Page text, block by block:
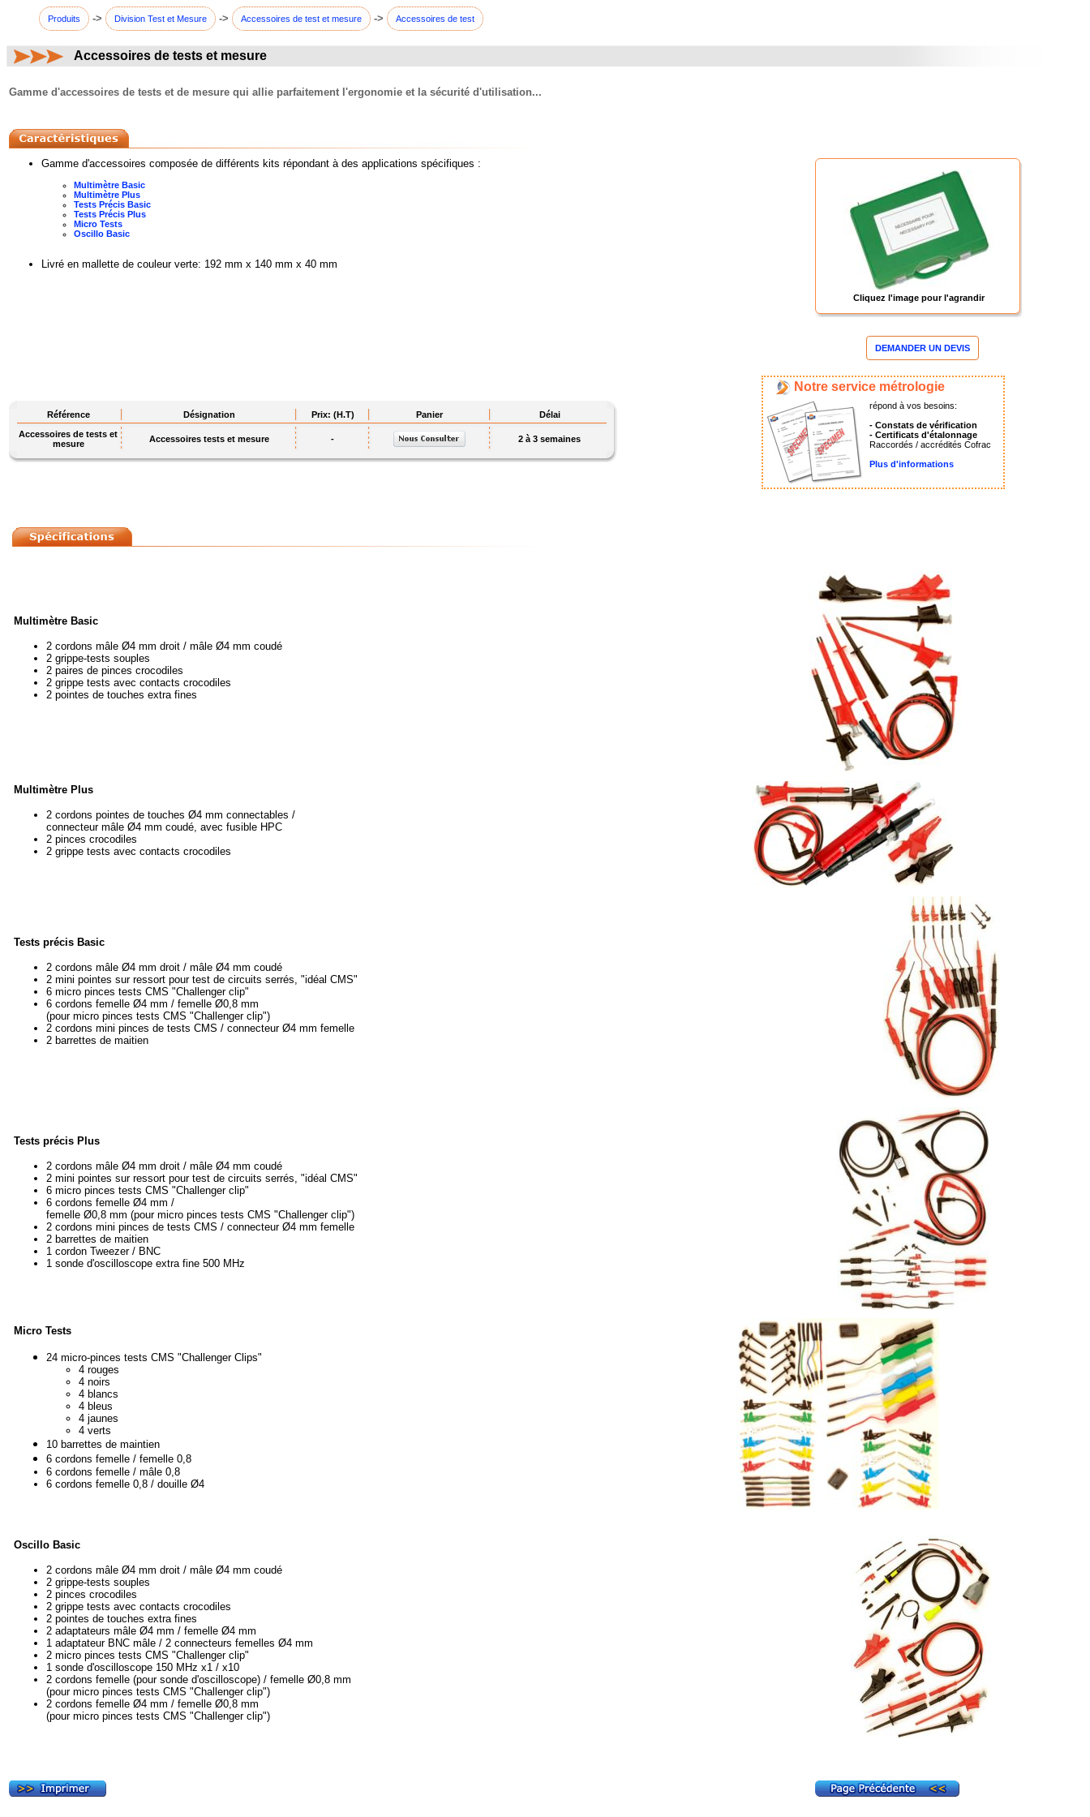
Produits -> Division Test et Mesure -> Accessoires de test et mesure -> Accessoires de test
Accessoires de tests et mesure
Gamme d'accessoires de tests et de mesure qui allie parfaitement l'ergonomie et la sécurité d'utilisation...
Cliquez l'image pour l'agrandir
DEMANDER UN DEVIS
Gamme d'accessoires composée de différents kits répondant à des applications spécifiques :
Multimètre Basic
Multimètre Plus
Tests Précis Basic
Tests Précis Plus
Micro Tests
Oscillo Basic
Livré en mallette de couleur verte: 192 mm x 140 mm x 40 mm
Notre service métrologie
répond à vos besoins:
- Constats de vérification
- Certificats d'étalonnage
Raccordés / accrédités Cofrac
Plus d'informations
Référence Désignation Prix: (H.T) Panier
Délai
Accessoires de tests et
mesure
Accessoires tests et mesure - 2 à 3 semaines
Multimètre Basic
2 cordons mâle Ø4 mm droit / mâle Ø4 mm coudé
2 grippe-tests souples
2 paires de pinces crocodiles
2 grippe tests avec contacts crocodiles
2 pointes de touches extra fines
Multimètre Plus
2 cordons pointes de touches Ø4 mm connectables /
connecteur mâle Ø4 mm coudé, avec fusible HPC
2 pinces crocodiles
2 grippe tests avec contacts crocodiles
Tests précis Basic
2 cordons mâle Ø4 mm droit / mâle Ø4 mm coudé
2 mini pointes sur ressort pour test de circuits serrés, "idéal CMS"
6 micro pinces tests CMS "Challenger clip"
6 cordons femelle Ø4 mm / femelle Ø0,8 mm
(pour micro pinces tests CMS "Challenger clip")
2 cordons mini pinces de tests CMS / connecteur Ø4 mm femelle
2 barrettes de maitien
Tests précis Plus
2 cordons mâle Ø4 mm droit / mâle Ø4 mm coudé
2 mini pointes sur ressort pour test de circuits serrés, "idéal CMS"
6 micro pinces tests CMS "Challenger clip"
6 cordons femelle Ø4 mm /
femelle Ø0,8 mm (pour micro pinces tests CMS "Challenger clip")
2 cordons mini pinces de tests CMS / connecteur Ø4 mm femelle
2 barrettes de maitien
1 cordon Tweezer / BNC
1 sonde d'oscilloscope extra fine 500 MHz
Micro Tests
24 micro-pinces tests CMS "Challenger Clips"
4 rouges
4 noirs
4 blancs
4 bleus
4 jaunes
4 verts
10 barrettes de maintien
6 cordons femelle / femelle 0,8
6 cordons femelle / mâle 0,8
6 cordons femelle 0,8 / douille Ø4
Oscillo Basic
2 cordons mâle Ø4 mm droit / mâle Ø4 mm coudé
2 grippe-tests souples
2 pinces crocodiles
2 grippe tests avec contacts crocodiles
2 pointes de touches extra fines
2 adaptateurs mâle Ø4 mm / femelle Ø4 mm
1 adaptateur BNC mâle / 2 connecteurs femelles Ø4 mm
2 micro pinces tests CMS "Challenger clip"
1 sonde d'oscilloscope 150 MHz x1 / x10
2 cordons femelle (pour sonde d'oscilloscope) / femelle Ø0,8 mm
(pour micro pinces tests CMS "Challenger clip")
2 cordons femelle Ø4 mm / femelle Ø0,8 mm
(pour micro pinces tests CMS "Challenger clip")